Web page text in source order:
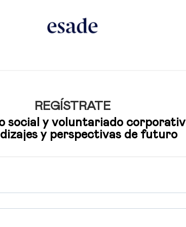
REGÍSTRATE
social y voluntariado
y perspectivas de futuro